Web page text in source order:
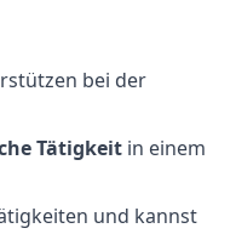
bei der
Tätigkeit in einem
und kannst